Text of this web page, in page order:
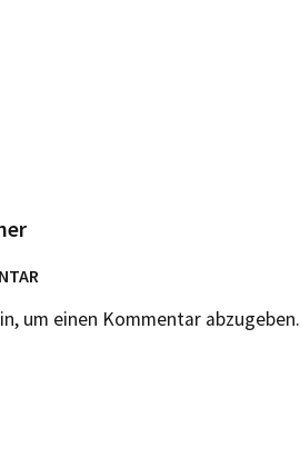
um einen Kommentar abzugeben.